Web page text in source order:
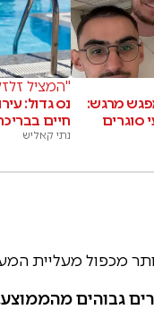
מרגש:
סוגרים
"המציל
נס גדול:
חיים
נתי קאליש
גבוהים